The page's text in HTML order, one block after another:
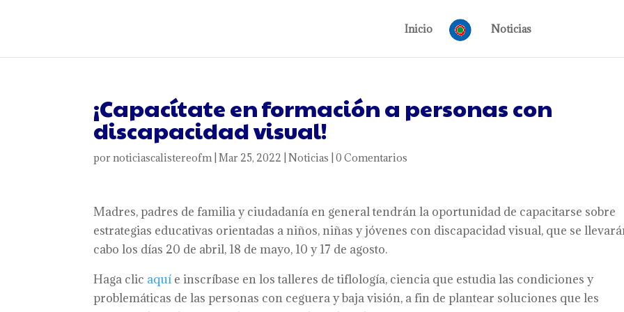
Inicio Noticias
¡Capacítate en formación a personas con
discapacidad visual!
pornoticiascalistereofm|Mar 25, 2022 |Noticias |0 Comentarios
Madres, padres de familia y ciudadanía en general tendrán la oportunidad de capacitarse sobre
estrategias educativas orientadas a niños, niñas y jóvenes con discapacidad visual, que se
cabo los días 20 de abril, 18 de mayo, 10 y 17 de agosto.
Haga clic aquí e inscríbase en los talleres de tiflología, ciencia que estudia las condiciones y
problemáticas de las personas con ceguera y baja visión, a fin de plantear soluciones que les